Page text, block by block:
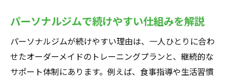
パーソナルジムで続けやすい仕組みを解説
パーソナルジムが続けやすい理由は、一人ひとりに合わ
せたオーダーメイドのトレーニングプランと、継続的な
サポート体制にあります。例えば、食事指導や生活習慣